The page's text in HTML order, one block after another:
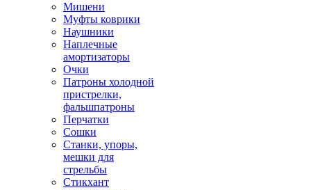
Мишени
Муфты коврики
Наушники
Наплечные
амортизаторы
Очки
Патроны холодной
пристрелки,
фальшпатроны
Перчатки
Сошки
Станки, упоры,
мешки для
стрельбы
Стикхант